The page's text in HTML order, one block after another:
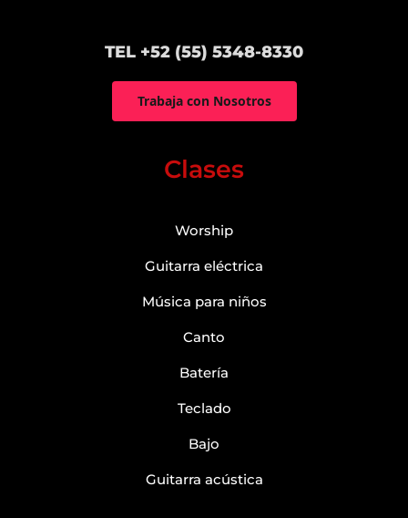
TEL +52 (55) 5348-8330
Trabaja con Nosotros
Clases
Worship
Guitarra eléctrica
Música para niños
Canto
Batería
Teclado
Bajo
Guitarra acústica